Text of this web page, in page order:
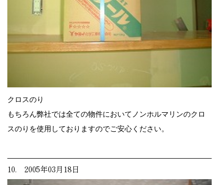
クロスのり
もちろん弊社では全ての物件においてノンホルマリンのクロ
スのりを使用しておりますのでご安心ください。
10. 2005年03月18日